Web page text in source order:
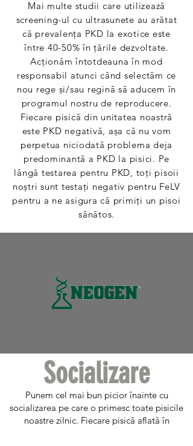
Mai multe studii care utilizează
screening-ul cu ultrasunete au arătat
că prevalența PKD la exotice este
între 40-50% în țările dezvoltate.
Acționăm întotdeauna în mod
responsabil atunci când selectăm ce
nou rege și/sau regină să aducem în
programul nostru de reproducere.
Fiecare pisică din unitatea noastră
este PKD negativă, așa că nu vom
perpetua niciodată problema deja
predominantă a PKD la pisici. Pe
lângă testarea pentru PKD, toți pisoii
noștri sunt testați negativ pentru FeLV
pentru a ne asigura că primiți un pisoi
sănătos.
Socializare
Punem cel mai bun picior înainte cu
socializarea pe care o primesc toate pisicile
noastre zilnic. Fiecare pisică aflată în